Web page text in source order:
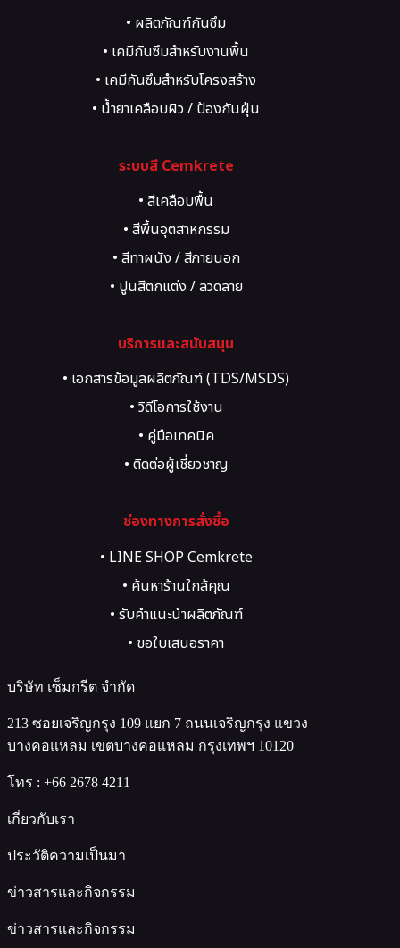
• งานสีตกแต่งผิว
• ระบบพื้นอุตสาหกรรม
• อีพ็อกซี่ / พียู
• งานกระเบื้อง / ปูกระเบื้อง
• ผลิตภัณฑ์กันซึม
• เคมีกันซึมสำหรับงานพื้น
• เคมีกันซึมสำหรับโครงสร้าง
• น้ำยาเคลือบผิว / ป้องกันฝุ่น
• เคมีภัณฑ์สำหรับซ่อมรอยร้าว
ระบบสี Cemkrete
• สีเคลือบพื้น
• สีพื้นอุตสาหกรรม
• สีทาผนัง / สีภายนอก
• ปูนสีตกแต่ง / ลวดลาย
บริการและสนับสนุน
• เอกสารข้อมูลผลิตภัณฑ์ (TDS/MSDS)
• วิดีโอการใช้งาน
• คู่มือเทคนิค
• ติดต่อผู้เชี่ยวชาญ
ช่องทางการสั่งซื้อ
• LINE SHOP Cemkrete
• ค้นหาร้านใกล้คุณ
• รับคำแนะนำผลิตภัณฑ์
• ขอใบเสนอราคา
บริษัท เซ็มกรีต จำกัด
213 ซอยเจริญกรุง 109 แยก 7 ถนนเจริญกรุง แขวง
บางคอแหลม เขตบางคอแหลม กรุงเทพฯ 10120
โทร : +66 2678 4211
เกี่ยวกับเรา
ประวัติความเป็นมา
ข่าวสารและกิจกรรม
ข่าวสารและกิจกรรม